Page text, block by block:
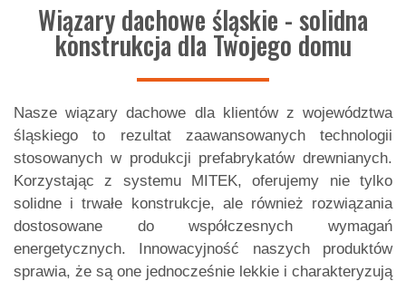
Wiązary dachowe śląskie - solidna
konstrukcja dla Twojego domu
Nasze wiązary dachowe dla klientów z województwa
śląskiego to rezultat zaawansowanych technologii
stosowanych w produkcji prefabrykatów drewnianych.
Korzystając z systemu MITEK, oferujemy nie tylko
solidne i trwałe konstrukcje, ale również rozwiązania
dostosowane do współczesnych wymagań
energetycznych. Innowacyjność naszych produktów
sprawia, że są one jednocześnie lekkie i charakteryzują